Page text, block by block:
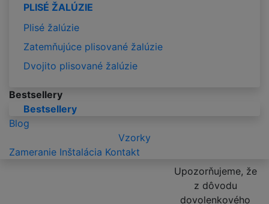
PLISÉ ŽALÚZIE
Plisé žalúzie
Zatemňujúce plisované žalúzie
Dvojito plisované žalúzie
Bestsellery
Bestsellery
Blog
Vzorky
Zameranie Inštalácia Kontakt
Upozorňujeme, že
z dôvodu
dovolenkového